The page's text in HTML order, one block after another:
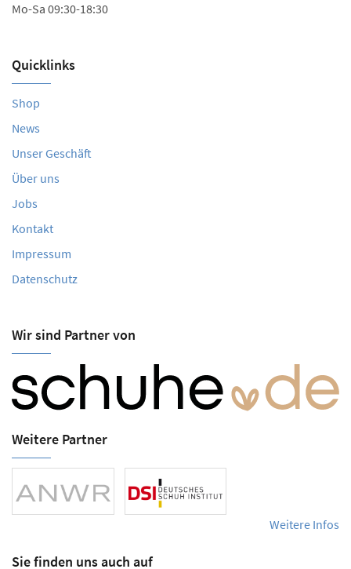
Mo-Sa 09:30-18:30
Quicklinks
Shop
News
Unser Geschäft
Über uns
Jobs
Kontakt
Impressum
Datenschutz
Wir sind Partner von
Weitere Partner
Weitere Infos
Sie finden uns auch auf